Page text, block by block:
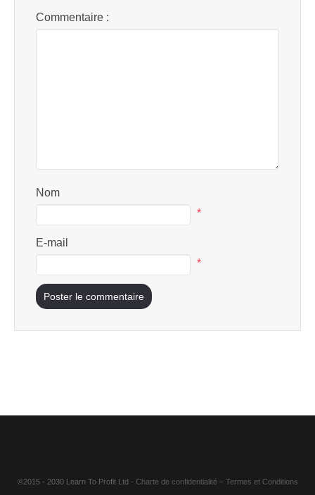
Commentaire :
Nom
*
E-mail
*
©2015 - 2030 Learn To Profit Ltd - Charte de confidentialité– Termes et Conditions